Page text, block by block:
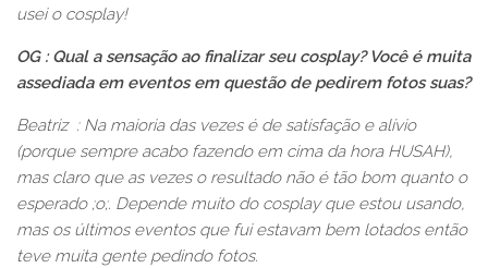
usei o cosplay!
OG : Qual a sensação ao finalizar seu cosplay? Você é muita
assediada em eventos em questão de pedirem fotos suas?
Beatriz : Na maioria das vezes é de satisfação e alívio
(porque sempre acabo fazendo em cima da hora HUSAH),
mas claro que as vezes o resultado não é tão bom quanto o
esperado ;o;. Depende muito do cosplay que estou usando,
mas os últimos eventos que fui estavam bem lotados então
teve muita gente pedindo fotos.